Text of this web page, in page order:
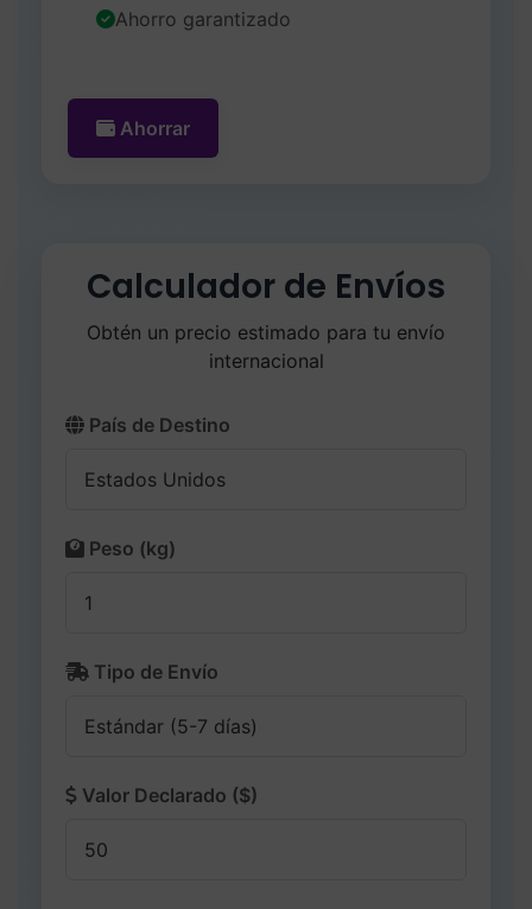
Ahorro garantizado
Ahorrar
Calculador de Envíos
Obtén un precio estimado para tu envío
internacional
País de Destino
Peso (kg)
Tipo de Envío
Valor Declarado ($)